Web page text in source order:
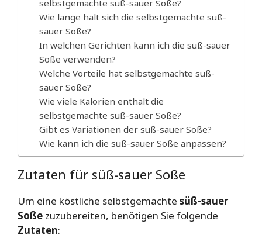
selbstgemachte süß-sauer Soße?
Wie lange hält sich die selbstgemachte süß-
sauer Soße?
In welchen Gerichten kann ich die süß-sauer
Soße verwenden?
Welche Vorteile hat selbstgemachte süß-
sauer Soße?
Wie viele Kalorien enthält die
selbstgemachte süß-sauer Soße?
Gibt es Variationen der süß-sauer Soße?
Wie kann ich die süß-sauer Soße anpassen?
Zutaten für süß-sauer Soße
Um eine köstliche selbstgemachte süß-sauer
Soße zuzubereiten, benötigen Sie folgende
Zutaten: